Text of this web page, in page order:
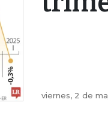
viernes, 2 de